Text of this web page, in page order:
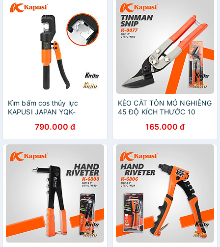
Kìm bấm cos thủy lực
KAPUSI JAPAN YQK-
790.000 đ
KÉO CẮT TÔN MỎ NGHIÊNG
45 ĐỘ KÍCH THƯỚC 10
BẢN k0077165.000 đ